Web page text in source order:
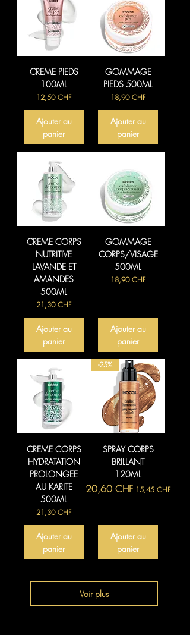
CREME PIEDS
100ML
Prix
12,50 CHF
Ajouter au
panier
GOMMAGE
PIEDS 500ML
Prix
18,90 CHF
Ajouter au
panier
CREME CORPS
NUTRITIVE
LAVANDE ET
AMANDES
500ML
Prix
21,30 CHF
Ajouter au
panier
GOMMAGE
CORPS/VISAGE
500ML
Prix
18,90 CHF
Ajouter au
panier
CREME CORPS
HYDRATATION
PROLONGEE
AU KARITE
500ML
Prix
21,30 CHF
Ajouter au
panier
-25%
SPRAY CORPS
BRILLANT
120ML
Prix original
20,60 CHF Prix promotionnel
15,45 CHF
Ajouter au
panier
Voir plus